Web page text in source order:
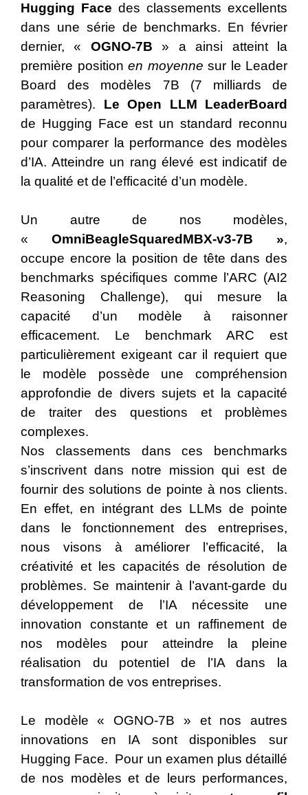
Hugging Face des classements excellents
dans une série de benchmarks. En février
dernier, « OGNO-7B » a ainsi atteint la
première position en moyenne sur le Leader
Board des modèles 7B (7 milliards de
paramètres). Le Open LLM LeaderBoard
de Hugging Face est un standard reconnu
pour comparer la performance des modèles
d’IA. Atteindre un rang élevé est indicatif de
la qualité et de l’efficacité d’un modèle.
Un autre de nos modèles,
« OmniBeagleSquaredMBX-v3-7B »,
occupe encore la position de tête dans des
benchmarks spécifiques comme l’ARC (AI2
Reasoning Challenge), qui mesure la
capacité d’un modèle à raisonner
efficacement. Le benchmark ARC est
particulièrement exigeant car il requiert que
le modèle possède une compréhension
approfondie de divers sujets et la capacité
de traiter des questions et problèmes
complexes.
Nos classements dans ces benchmarks
s’inscrivent dans notre mission qui est de
fournir des solutions de pointe à nos clients.
En effet, en intégrant des LLMs de pointe
dans le fonctionnement des entreprises,
nous visons à améliorer l’efficacité, la
créativité et les capacités de résolution de
problèmes. Se maintenir à l’avant-garde du
développement de l’IA nécessite une
innovation constante et un raffinement de
nos modèles pour atteindre la pleine
réalisation du potentiel de l’IA dans la
transformation de vos entreprises.
Le modèle « OGNO-7B » et nos autres
innovations en IA sont disponibles sur
Hugging Face. Pour un examen plus détaillé
de nos modèles et de leurs performances,